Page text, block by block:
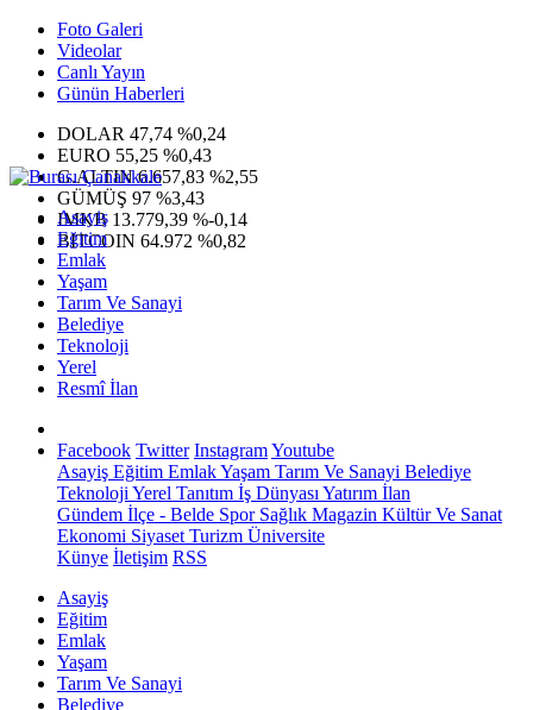
Foto Galeri
Videolar
Canlı Yayın
Günün Haberleri
DOLAR 47,74 %0,24
EURO 55,25 %0,43
G.ALTIN6.657,83 %2,55
GÜMÜŞ 97 %3,43
IMKB 13.779,39 %-0,14
BITCOIN 64.972 %0,82
Asayiş
Eğitim
Emlak
Yaşam
Tarım Ve Sanayi
Belediye
Teknoloji
Yerel
Resmî İlan
Facebook Twitter InstagramYoutube
Asayiş Eğitim EmlakYaşam Tarım Ve Sanayi Belediye
Teknoloji Yerel Tanıtım İş Dünyası Yatırım İlan
Gündem İlçe - Belde SporSağlık Magazin Kültür Ve Sanat
Ekonomi Siyaset Turizm Üniversite
Künye İletişim RSS
Asayiş
Eğitim
Emlak
Yaşam
Tarım Ve Sanayi
Belediye